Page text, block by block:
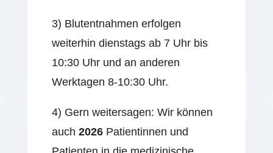
3) Blutentnahmen erfolgen
weiterhin dienstags ab 7 Uhr bis
10:30 Uhr und an anderen
Werktagen 8-10:30 Uhr.
4) Gern weitersagen: Wir können
auch 2026Patientinnen und